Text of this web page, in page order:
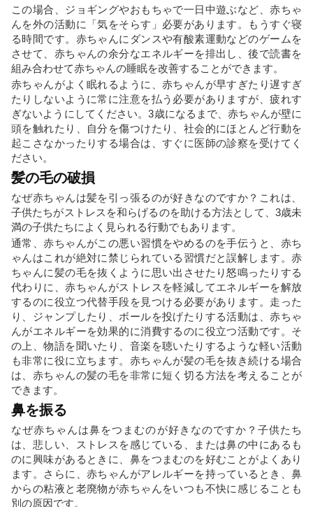
この場合、ジョギングやおもちゃで一日中遊ぶなど、赤ちゃ
んを外の活動に「気をそらす」必要があります。もうすぐ寝
る時間です。赤ちゃんにダンスや有酸素運動などのゲームを
させて、赤ちゃんの余分なエネルギーを排出し、後で読書を
組み合わせて赤ちゃんの睡眠を改善することができます。
赤ちゃんがよく眠れるように、赤ちゃんが早すぎたり遅すぎ
たりしないように常に注意を払う必要がありますが、疲れす
ぎないようにしてください。3歳になるまで、赤ちゃんが壁に
頭を触れたり、自分を傷つけたり、社会的にほとんど行動を
起こさなかったりする場合は、すぐに医師の診察を受けてく
ださい。
髪の毛の破損
なぜ赤ちゃんは髪を引っ張るのが好きなのですか？これは、
子供たちがストレスを和らげるのを助ける方法として、3歳未
満の子供たちによく見られる行動でもあります。
通常、赤ちゃんがこの悪い習慣をやめるのを手伝うと、赤ち
ゃんはこれが絶対に禁じられている習慣だと誤解します。赤
ちゃんに髪の毛を抜くように思い出させたり怒鳴ったりする
代わりに、赤ちゃんがストレスを軽減してエネルギーを解放
するのに役立つ代替手段を見つける必要があります。走った
り、ジャンプしたり、ボールを投げたりする活動は、赤ちゃ
んがエネルギーを効果的に消費するのに役立つ活動です。そ
の上、物語を聞いたり、音楽を聴いたりするような軽い活動
も非常に役に立ちます。赤ちゃんが髪の毛を抜き続ける場合
は、赤ちゃんの髪の毛を非常に短く切る方法を考えることが
できます。
鼻を振る
なぜ赤ちゃんは鼻をつまむのが好きなのですか？子供たち
は、悲しい、ストレスを感じている、または鼻の中にあるも
のに興味があるときに、鼻をつまむのを好むことがよくあり
ます。さらに、赤ちゃんがアレルギーを持っているとき、鼻
からの粘液と老廃物が赤ちゃんをいつも不快に感じることも
別の原因です。